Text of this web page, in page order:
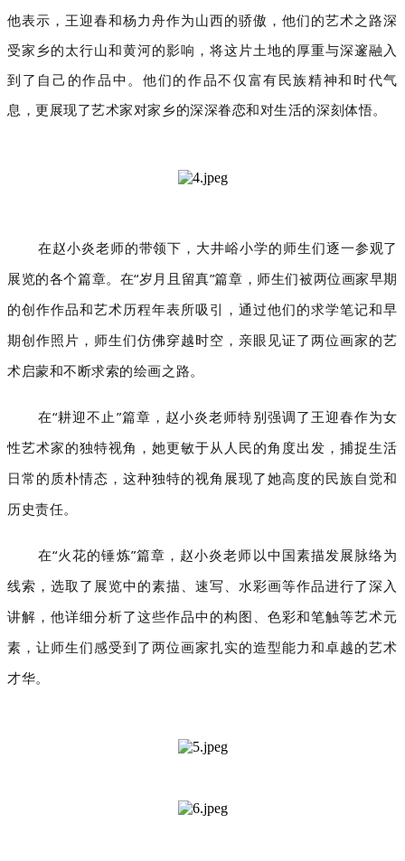
他表示，王迎春和杨力舟作为山西的骄傲，他们的艺术之路深
受家乡的太行山和黄河的影响，将这片土地的厚重与深邃融入
到了自己的作品中。他们的作品不仅富有民族精神和时代气
息，更展现了艺术家对家乡的深深眷恋和对生活的深刻体悟。
在赵小炎老师的带领下，大井峪小学的师生们逐一参观了
展览的各个篇章。在“岁月且留真”篇章，师生们被两位画家早期
的创作作品和艺术历程年表所吸引，通过他们的求学笔记和早
期创作照片，师生们仿佛穿越时空，亲眼见证了两位画家的艺
术启蒙和不断求索的绘画之路。
在“耕迎不止”篇章，赵小炎老师特别强调了王迎春作为女
性艺术家的独特视角，她更敏于从人民的角度出发，捕捉生活
日常的质朴情态，这种独特的视角展现了她高度的民族自觉和
历史责任。
在“火花的锤炼”篇章，赵小炎老师以中国素描发展脉络为
线索，选取了展览中的素描、速写、水彩画等作品进行了深入
讲解，他详细分析了这些作品中的构图、色彩和笔触等艺术元
素，让师生们感受到了两位画家扎实的造型能力和卓越的艺术
才华。